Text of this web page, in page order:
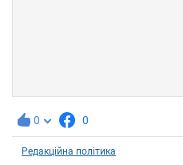
0 0
Редакційна політика